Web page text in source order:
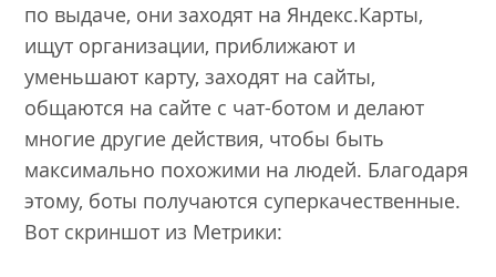
по выдаче, они заходят на Яндекс.Карты,
ищут организации, приближают и
уменьшают карту, заходят на сайты,
общаются на сайте с чат-ботом и делают
многие другие действия, чтобы быть
максимально похожими на людей. Благодаря
этому, боты получаются суперкачественные.
Вот скриншот из Метрики: